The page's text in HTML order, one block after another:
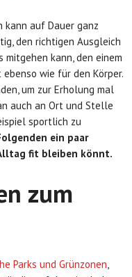
kann auf Dauer ganz
den richtigen Ausgleich
mitgehen kann, den einem
wie für den Körper.
um zur Erholung mal
auch an Ort und Stelle
sportlich zu
ein paar
fit bleiben könnt.
zum
Parks und Grünzonen